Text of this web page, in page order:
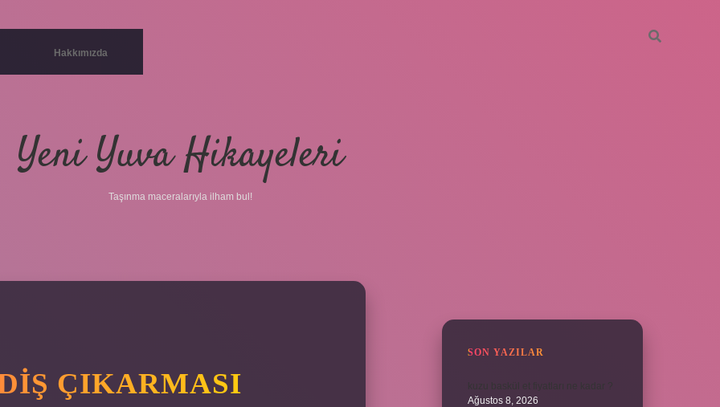
Hakkımızda
Yeni Yuva Hikayeleri
Taşınma maceralarıyla ilham bul!
ÇIKARMASI
SON YAZILAR
Ağustos 8, 2026